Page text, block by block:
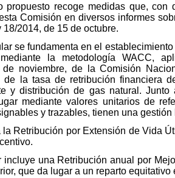
propuesto recoge medidas que,
Comisión en diversos informes
2014, de 15 de octubre.
se fundamenta en el
mediante la metodología WACC,
noviembre, de la Comisión
de la tasa de retribución financiera
y distribución de gas natural.
mediante valores unitarios de
y trazables, tienen una
la Retribución por Extensión de Vida
incluye una Retribución anual por
que da lugar a un reparto